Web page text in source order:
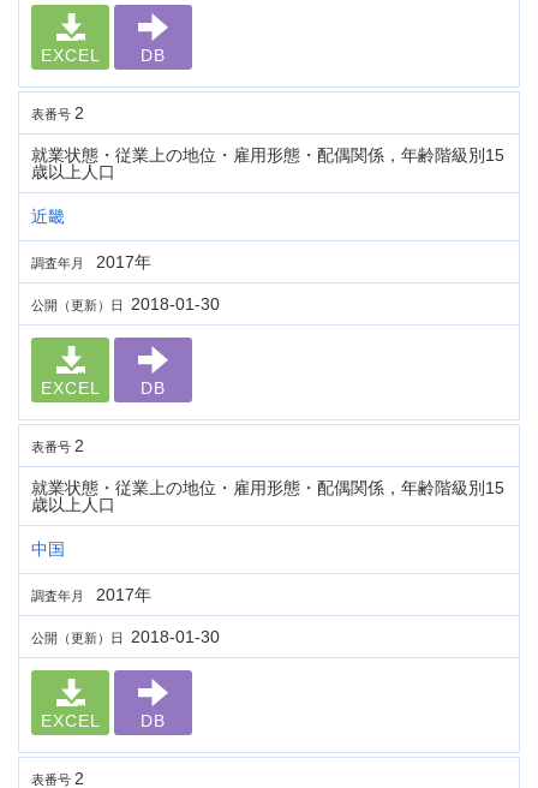
EXCEL DB
表番号 2
就業状態・従業上の地位・雇用形態・配偶関係，年齢階級別15
歳以上人口
近畿
調査年月 2017年
公開（更新）日 2018-01-30
EXCEL DB
表番号 2
就業状態・従業上の地位・雇用形態・配偶関係，年齢階級別15
歳以上人口
中国
調査年月 2017年
公開（更新）日 2018-01-30
EXCEL DB
表番号 2